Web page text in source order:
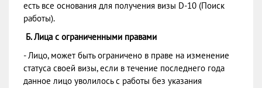
есть все основания для получения визы D-10 (Поиск
работы).
Б. Лица с ограниченными правами
- Лицо, может быть ограничено в праве на изменение
статуса своей визы, если в течение последнего года
данное лицо уволилось с работы без указания